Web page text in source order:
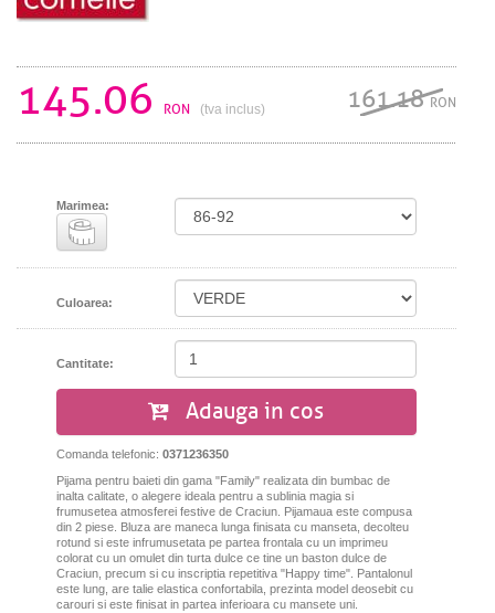
145.06 RON (tva inclus) 161.18RON
Marimea:
Culoarea:
Cantitate:
Adauga in cos
Comanda telefonic: 0371236350
Pijama pentru baieti din gama "Family" realizata din bumbac de
inalta calitate, o alegere ideala pentru a sublinia magia si
frumusetea atmosferei festive de Craciun.
Pijamaua este compusa
din 2 piese.
Bluza are maneca lunga finisata cu manseta, decolteu
rotund si este infrumusetata pe partea frontala cu un imprimeu
colorat cu un omulet din turta dulce ce tine un baston dulce de
Craciun, precum si cu inscriptia repetitiva "Happy time". Pantalonul
este lung, are talie elastica confortabila, prezinta model deosebit cu
carouri si este finisat in partea inferioara cu mansete uni.